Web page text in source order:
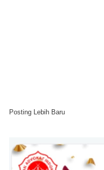
Posting Lebih Baru